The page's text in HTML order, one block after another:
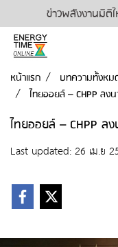
ข่าวพลังงานมิติใ
หน้าแรก บทความทั้งหม
ไทยออยล์ – CHPP ลง
ไทยออยล์ – CHPP ล
Last updated: 26 เม.ย